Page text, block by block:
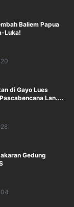
Baliem Papua
Luka!
di Gayo Lues
Lan....
Gedung